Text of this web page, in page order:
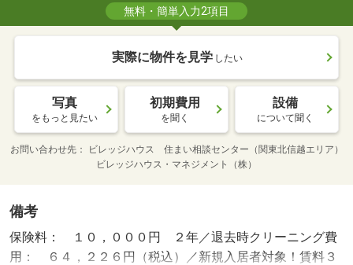
無料・簡単入力2項目
実際に物件を見学 したい
写真
をもっと見たい
初期費用
を聞く
設備
について聞く
お問い合わせ先
ビレッジハウス 住まい相談センター（関東北信越エリア）
ビレッジハウス・マネジメント（株）
備考
保険料： １０，０００円 ２年／退去時クリーニング費
用： ６４，２２６円（税込）／新規入居者対象！賃料３